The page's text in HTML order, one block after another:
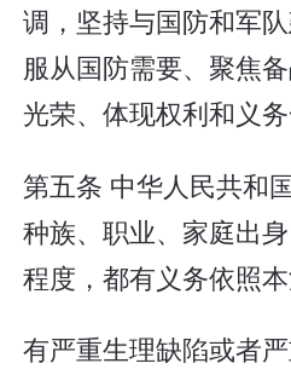
调，坚持与国防和军
服从国防需要、聚焦
光荣、体现权利和义务
第五条 中华人民共和
种族、职业、家庭出
程度，都有义务依照本
有严重生理缺陷或者